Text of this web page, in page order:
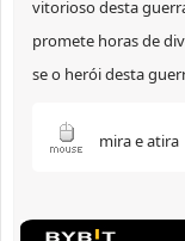
vitorioso desta
promete horas de
se o herói desta
mira e atira